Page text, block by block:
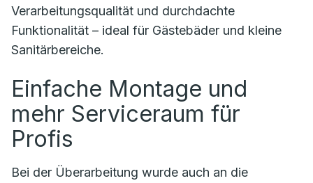
Verarbeitungsqualität und durchdachte
Funktionalität – ideal für Gästebäder und kleine
Sanitärbereiche.
Einfache Montage und
mehr Serviceraum für
Profis
Bei der Überarbeitung wurde auch an die